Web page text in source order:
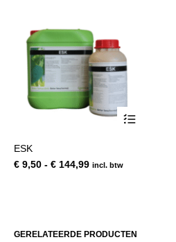
heeft
optie
ESK
€ 9,50 - € 144,99Prijsklasse:
incl. btw
GERELATEERDE PRODUCTEN